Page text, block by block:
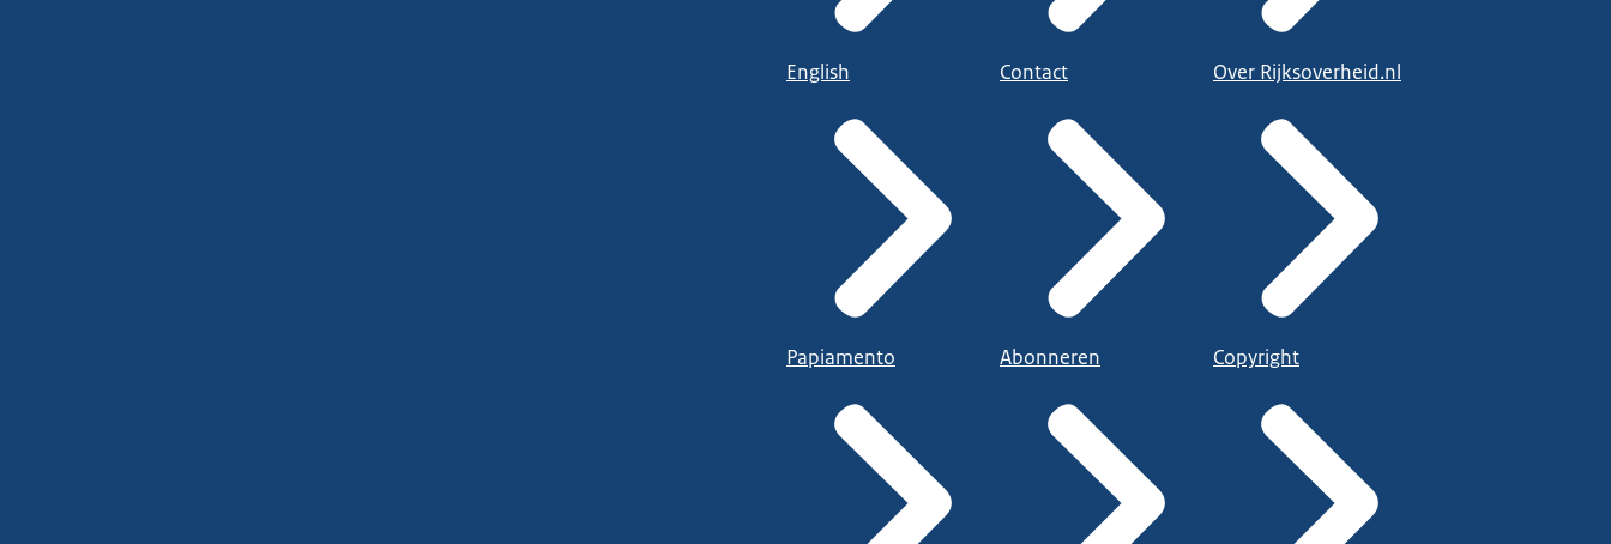
English
Papiamento
Contact
Abonneren
Over Rijksoverheid.nl
Copyright